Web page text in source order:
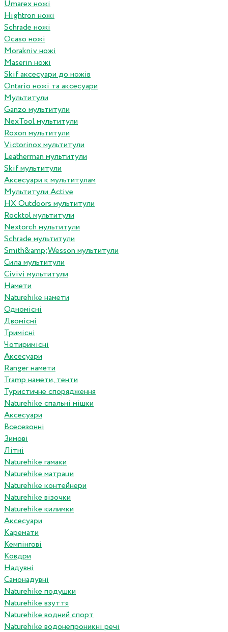
Umarex ножі
Hightron ножі
Schrade ножі
Ocaso ножі
Morakniv ножі
Maserin ножі
Skif аксесуари до ножів
Ontario ножі та аксесуари
Мультитули
Ganzo мультитули
NexTool мультитули
Roxon мультитули
Victorinox мультитули
Leatherman мультитули
Skif мультитули
Аксесуари к мультитулам
Мультитули Active
HX Outdoors мультитули
Rocktol мультитули
Nextorch мультитули
Schrade мультитули
Smith&amp;Wesson мультитули
Сила мультитули
Civivi мультитули
Намети
Naturehike намети
Одномісні
Двомісні
Тримісні
Чотиримісні
Аксесуари
Ranger намети
Tramp намети, тенти
Туристичне спорядження
Naturehike спальні мішки
Аксесуари
Всесезонні
Зимові
Літні
Naturehike гамаки
Naturehike матраци
Naturehike контейнери
Naturehike візочки
Naturehike килимки
Аксесуари
Каремати
Кемпінгові
Ковдри
Надувні
Самонадувні
Naturehike подушки
Naturehike взуття
Naturehike водний спорт
Naturehike водонепроникні речі